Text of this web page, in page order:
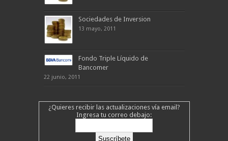
Sociedades de Inversion
13 mayo, 2011
Fondo Triple Líquido de
Bancomer
22 junio, 2011
¿Quieres recibir las actualizaciones vía email?
Ingresa tu correo debajo: